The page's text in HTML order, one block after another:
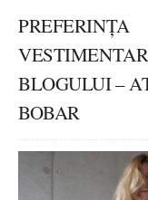
PREFERINȚA
BLOGULUI –
BOBAR